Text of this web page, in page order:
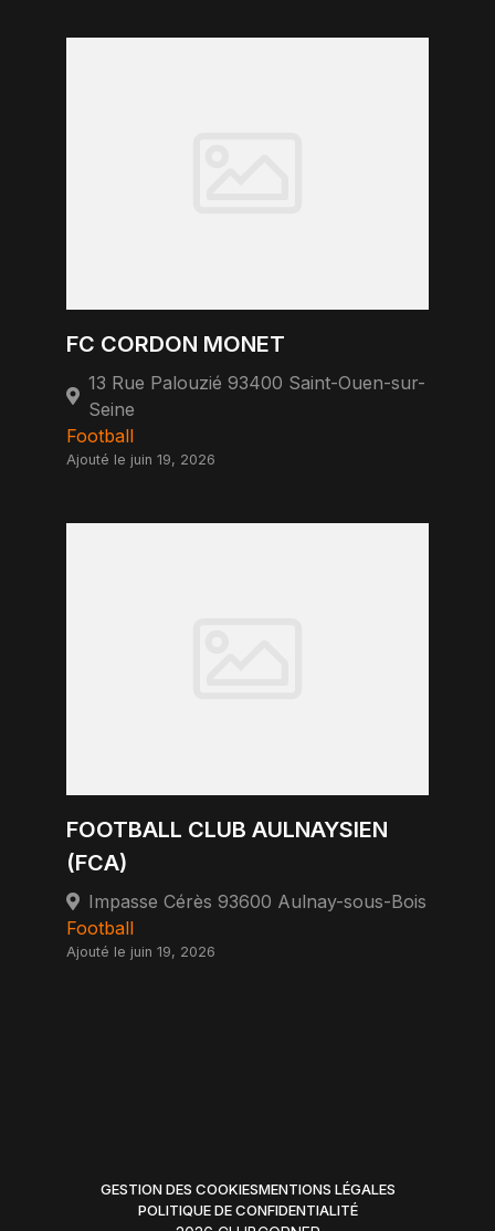
FC CORDON MONET
13 Rue Palouzié 93400 Saint-Ouen-sur-
Seine
Football
Ajouté le juin 19, 2026
FOOTBALL CLUB AULNAYSIEN
(FCA)
Impasse Cérès 93600 Aulnay-sous-Bois
Football
Ajouté le juin 19, 2026
GESTION DES COOKIESMENTIONS LÉGALES
POLITIQUE DE CONFIDENTIALITÉ